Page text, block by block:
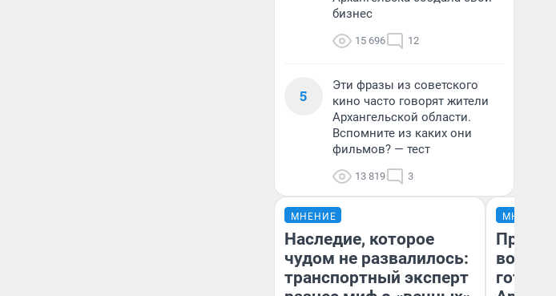
бизнес
15 696 12
5
Эти фразы из советского
кино часто говорят жители
Архангельской области.
Вспомните из каких они
фильмов? — тест
13 819 3
МНЕНИЕ
Наследие, которое
чудом не развалилось:
транспортный эксперт
МНЕНИЕ